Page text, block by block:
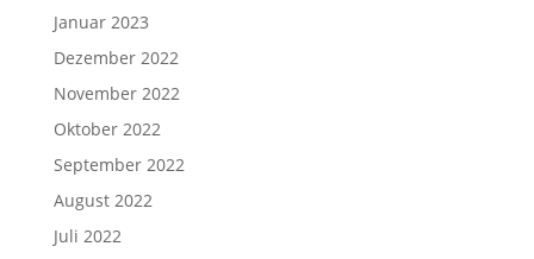
Januar 2023
Dezember 2022
November 2022
Oktober 2022
September 2022
August 2022
Juli 2022